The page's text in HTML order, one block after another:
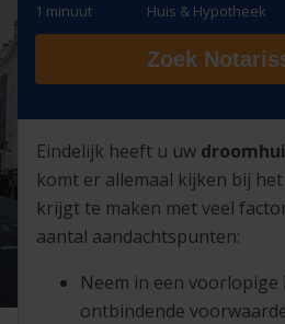
1 minuut
Huis & Hypotheek
Zoek
Eindelijk heeft u uw
komt er allemaal kijken bij
krijgt te maken met veel
aantal aandachtspunten:
Neem in een
ontbindende